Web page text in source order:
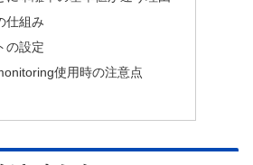
仕組み
の設定
使用時の注意点